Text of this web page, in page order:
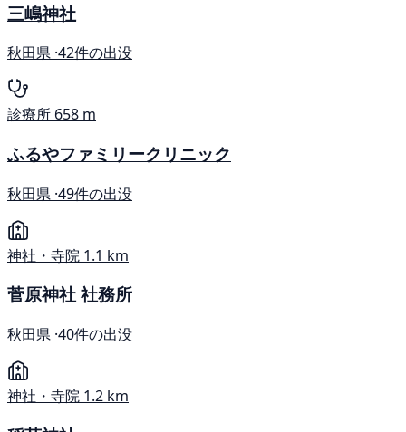
三嶋神社
秋田県 ·42件の出没
診療所 658 m
ふるやファミリークリニック
秋田県 ·49件の出没
神社・寺院 1.1 km
菅原神社 社務所
秋田県 ·40件の出没
神社・寺院 1.2 km